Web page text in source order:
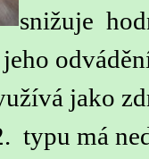
snižuje
jeho
jako
typu má